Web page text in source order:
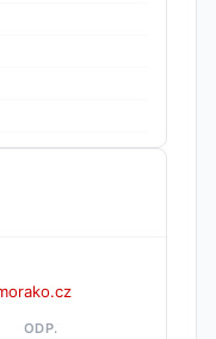
ODP.